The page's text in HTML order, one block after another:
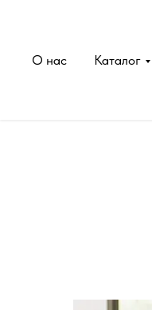
О нас Каталог